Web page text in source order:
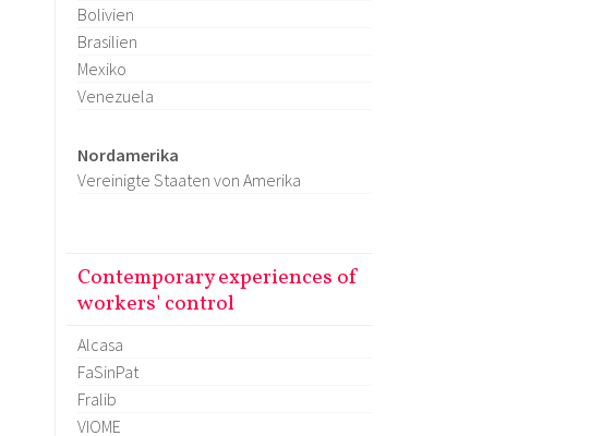
Bolivien
Brasilien
Mexiko
Venezuela
Nordamerika
Vereinigte Staaten von Amerika
Contemporary experiences of
workers' control
Alcasa
FaSinPat
Fralib
VIOME